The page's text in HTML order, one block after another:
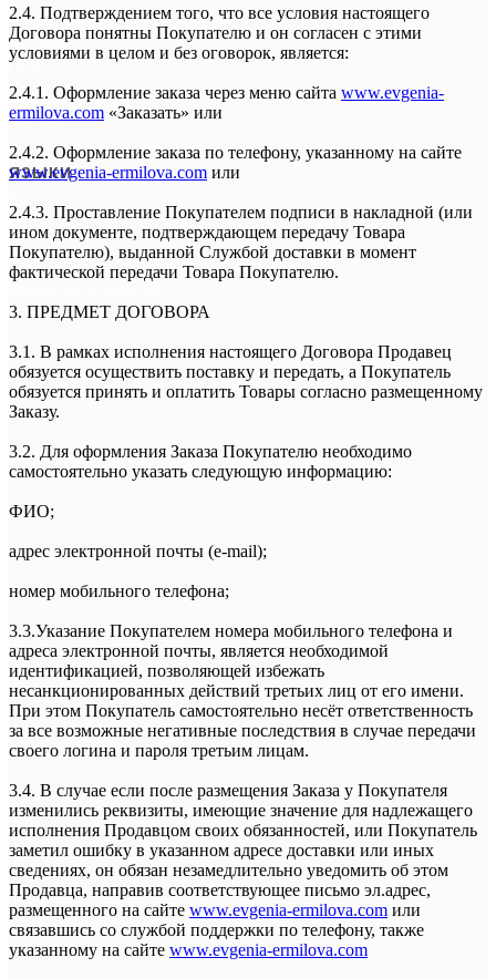
Уход за картинами
Доставка
Возврат
Контакты
ЯЗЫКИ
Оферта
2.4. Подтверждением того, что все условия настоящего
Договора понятны Покупателю и он согласен с этими
условиями в целом и без оговорок, является:
2.4.1. Оформление заказа через меню сайта www.evgenia-
ermilova.com «Заказать» или
2.4.2. Оформление заказа по телефону, указанному на сайте
www.evgenia-ermilova.com или
2.4.3. Проставление Покупателем подписи в накладной (или
ином документе, подтверждающем передачу Товара
Покупателю), выданной Службой доставки в момент
фактической передачи Товара Покупателю.
3. ПРЕДМЕТ ДОГОВОРА
3.1. В рамках исполнения настоящего Договора Продавец
обязуется осуществить поставку и передать, а Покупатель
обязуется принять и оплатить Товары согласно размещенному
Заказу.
3.2. Для оформления Заказа Покупателю необходимо
самостоятельно указать следующую информацию:
ФИО;
адрес электронной почты (e-mail);
номер мобильного телефона;
3.3.Указание Покупателем номера мобильного телефона и
адреса электронной почты, является необходимой
идентификацией, позволяющей избежать
несанкционированных действий третьих лиц от его имени.
При этом Покупатель самостоятельно несёт ответственность
за все возможные негативные последствия в случае передачи
своего логина и пароля третьим лицам.
3.4. В случае если после размещения Заказа у Покупателя
изменились реквизиты, имеющие значение для надлежащего
исполнения Продавцом своих обязанностей, или Покупатель
заметил ошибку в указанном адресе доставки или иных
сведениях, он обязан незамедлительно уведомить об этом
Продавца, направив соответствующее письмо эл.адрес,
размещенного на сайте www.evgenia-ermilova.com или
связавшись со службой поддержки по телефону, также
указанному на сайте www.evgenia-ermilova.com